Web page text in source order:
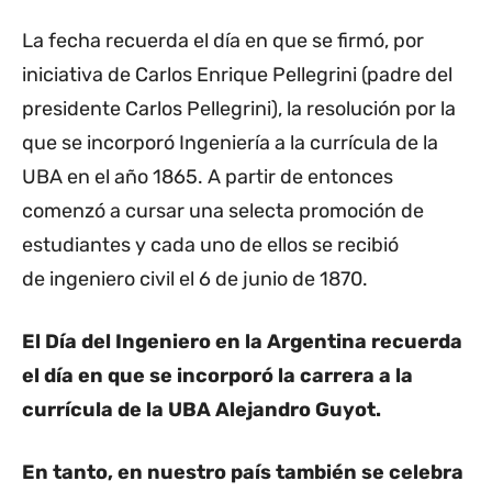
La fecha recuerda el día en que se firmó, por
iniciativa de Carlos Enrique Pellegrini (padre del
presidente Carlos Pellegrini), la resolución por la
que se incorporó Ingeniería a la currícula de la
UBA en el año 1865. A partir de entonces
comenzó a cursar una selecta promoción de
estudiantes y cada uno de ellos se recibió
de ingeniero civil el 6 de junio de 1870.
El Día del Ingeniero en la Argentina recuerda
el día en que se incorporó la carrera a la
currícula de la UBA Alejandro Guyot.
En tanto, en nuestro país también se celebra